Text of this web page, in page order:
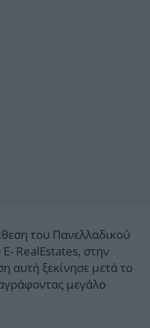
του Πανελλαδικού
RealEstates, στην
αυτή ξεκίνησε μετά το
μεγάλο